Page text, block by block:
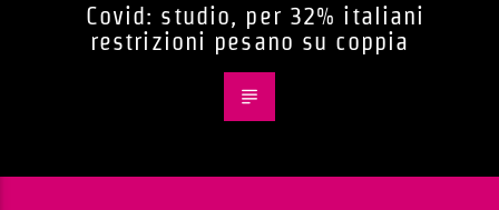
Covid: studio, per 32% italiani
restrizioni pesano su coppia